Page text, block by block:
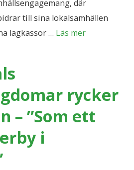
där
till sina lokalsamhällen
lagkassor … Läs mer
rycker
– ”Som ett
i